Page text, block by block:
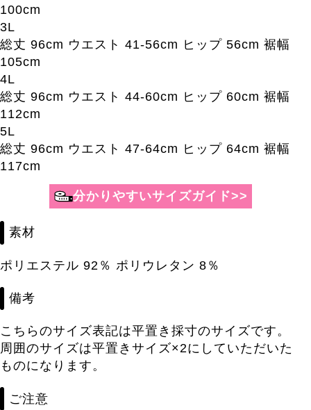
100cm
3L
総丈 96cm ウエスト 41-56cm ヒップ 56cm 裾幅
105cm
4L
総丈 96cm ウエスト 44-60cm ヒップ 60cm 裾幅
112cm
5L
総丈 96cm ウエスト 47-64cm ヒップ 64cm 裾幅
117cm
素材
ポリエステル 92％ ポリウレタン 8％
備考
こちらのサイズ表記は平置き採寸のサイズです。
周囲のサイズは平置きサイズ×2にしていただいた
ものになります。
ご注意